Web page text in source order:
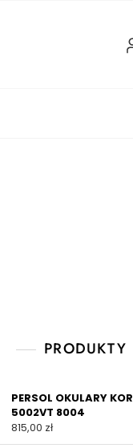
PRODUKTY
PERSOL OKULARY
5002VT 8004
815,00 zł